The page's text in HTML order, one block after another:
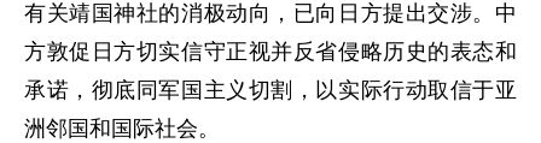
有关靖国神社的消极动向，已向日方提出交涉。中
方敦促日方切实信守正视并反省侵略历史的表态和
承诺，彻底同军国主义切割，以实际行动取信于亚
洲邻国和国际社会。